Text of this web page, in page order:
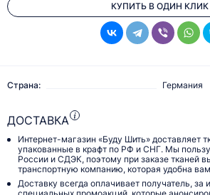
КУПИТЬ В ОДИН КЛИК
Страна: Германия
ДОСТАВКА
Интернет-магазин «Буду Шить» доставляет
упакованные в крафт по РФ и СНГ. Мы
России и СДЭК, поэтому при заказе тканей
транспортную компанию, которая удобна
Доставку всегда оплачивает получатель, за